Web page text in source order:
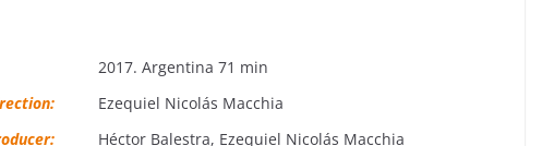
2017. Argentina 71 min
Ezequiel Nicolás Macchia
Héctor Balestra, Ezequiel Nicolás Macchia